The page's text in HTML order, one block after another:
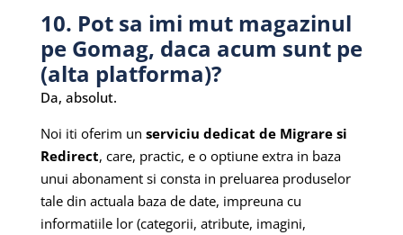
10. Pot sa imi mut magazinul
pe Gomag, daca acum sunt pe
(alta platforma)?
Da, absolut.
Noi iti oferim un serviciu dedicat de Migrare si
Redirect, care, practic, e o optiune extra in baza
unui abonament si consta in preluarea produselor
tale din actuala baza de date, impreuna cu
informatiile lor (categorii, atribute, imagini,